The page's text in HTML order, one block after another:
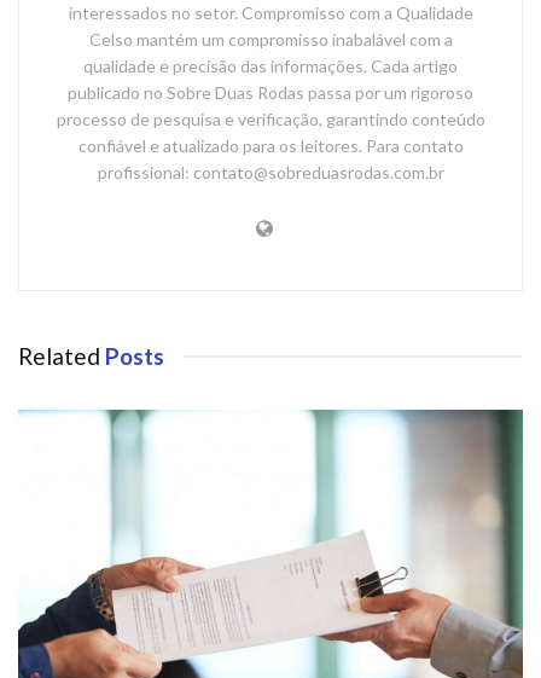
interessados no setor. Compromisso com a Qualidade
Celso mantém um compromisso inabalável com a
qualidade e precisão das informações. Cada artigo
publicado no Sobre Duas Rodas passa por um rigoroso
processo de pesquisa e verificação, garantindo conteúdo
confiável e atualizado para os leitores. Para contato
profissional: contato@sobreduasrodas.com.br
Related Posts